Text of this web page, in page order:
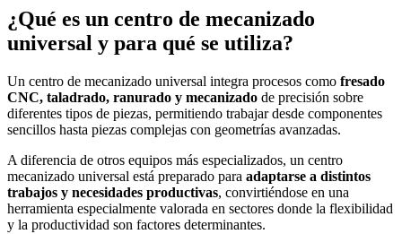
¿Qué es un centro de mecanizado
universal y para qué se utiliza?
Un centro de mecanizado universal integra procesos como fresado
CNC, taladrado, ranurado y mecanizado de precisión sobre
diferentes tipos de piezas, permitiendo trabajar desde componentes
sencillos hasta piezas complejas con geometrías avanzadas.
A diferencia de otros equipos más especializados, un centro
mecanizado universal está preparado para adaptarse a distintos
trabajos y necesidades productivas, convirtiéndose en una
herramienta especialmente valorada en sectores donde la flexibilidad
y la productividad son factores determinantes.